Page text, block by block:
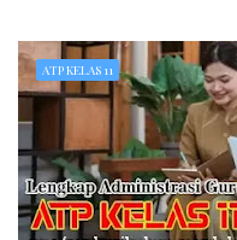
ATP KELAS 11